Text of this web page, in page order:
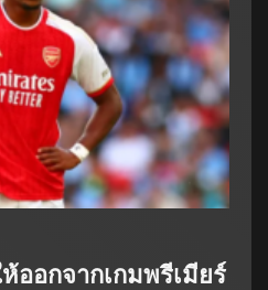
ออกจากเกมพรีเมียร์